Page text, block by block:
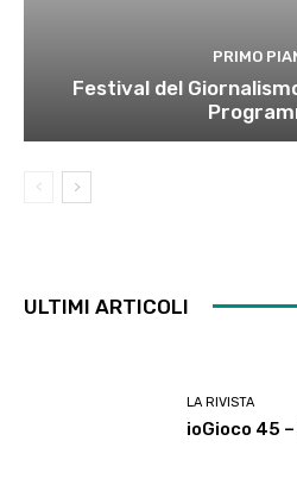
PRIMO
Festival del
ULTIMI ARTICOLI
LA RIVISTA
ioGioco 45